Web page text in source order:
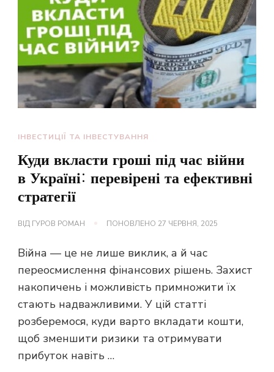
ІНВЕСТИЦІЇ ТА ІНВЕСТУВАННЯ
Куди вкласти гроші під час війни
в Україні: перевірені та ефективні
стратегії
ВІД ГУРОВ РОМАН ПОНОВЛЕНО 27 ЧЕРВНЯ, 2025
Війна — це не лише виклик, а й час
переосмислення фінансових рішень. Захист
накопичень і можливість примножити їх
стають надважливими. У цій статті
розберемося, куди варто вкладати кошти,
щоб зменшити ризики та отримувати
прибуток навіть …